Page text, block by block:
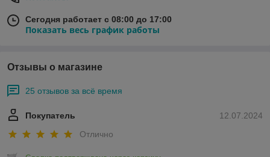
Сегодня работает с 08:00 до 17:00
Показать весь график работы
Отзывы о магазине
25 отзывов за всё время
12.07.2024
Покупатель
Отлично